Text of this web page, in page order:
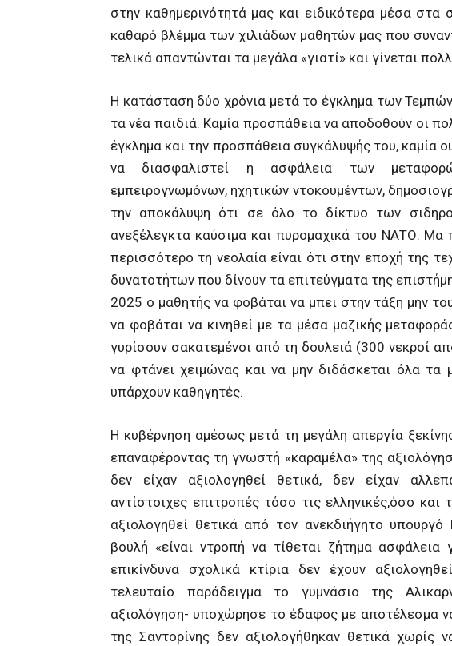
στην καθημερινότητά μας και ειδικότερα μέσα
καθαρό βλέμμα των χιλιάδων μαθητών μας που
τελικά απαντώνται τα μεγάλα «γιατί» και γίνεται
Η κατάσταση δύο χρόνια μετά το έγκλημα των Τεμπών
τα νέα παιδιά. Καμία προσπάθεια να αποδοθούν οι
έγκλημα και την προσπάθεια συγκάλυψής του, καμία
να διασφαλιστεί η ασφάλεια των
εμπειρογνωμόνων, ηχητικών ντοκουμέντων,
την αποκάλυψη ότι σε όλο το δίκτυο των
ανεξέλεγκτα καύσιμα και πυρομαχικά του ΝΑΤΟ.
περισσότερο τη νεολαία είναι ότι στην εποχή της
δυνατοτήτων που δίνουν τα επιτεύγματα της
2025 ο μαθητής να φοβάται να μπει στην τάξη μην
να φοβάται να κινηθεί με τα μέσα μαζικής
γυρίσουν σακατεμένοι από τη δουλειά (300 νεκροί
να φτάνει χειμώνας και να μην διδάσκεται όλα τα
υπάρχουν καθηγητές.
Η κυβέρνηση αμέσως μετά τη μεγάλη απεργία
επαναφέροντας τη γνωστή «καραμέλα» της
δεν είχαν αξιολογηθεί θετικά, δεν είχαν
αντίστοιχες επιτροπές τόσο τις ελληνικές,όσο
αξιολογηθεί θετικά από τον ανεκδιήγητο
βουλή «είναι ντροπή να τίθεται ζήτημα ασφάλεια
επικίνδυνα σχολικά κτίρια δεν έχουν
τελευταίο παράδειγμα το γυμνάσιο της
αξιολόγηση- υποχώρησε το έδαφος με αποτέλεσμα
της Σαντορίνης δεν αξιολογήθηκαν θετικά χωρίς